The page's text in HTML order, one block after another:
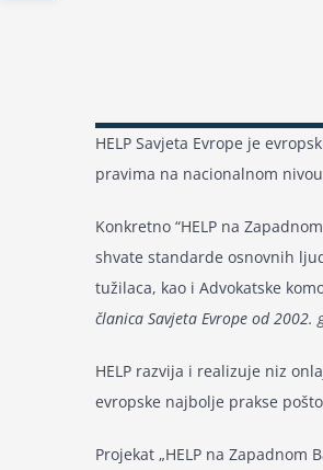
HELP Savjeta Evrope je
pravima na nacionalnom
Konkretno “HELP na
shvate standarde osnovnih
tužilaca, kao i Advokatske
članica Savjeta Evrope od 2002.
HELP razvija i realizuje niz
evropske najbolje prakse
Projekat „HELP na